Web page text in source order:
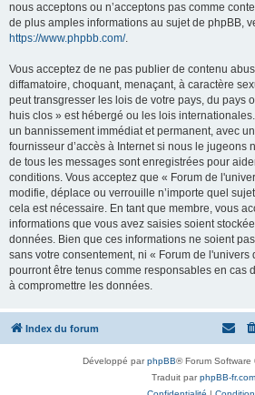
nous acceptons ou n’acceptons pas comme
de plus amples informations au sujet de phpBB,
https://www.phpbb.com/.
Vous acceptez de ne pas publier de contenu
diffamatoire, choquant, menaçant, à caractère
peut transgresser les lois de votre pays, du pays
huis clos » est hébergé ou les lois
un bannissement immédiat et permanent, avec
fournisseur d’accès à Internet si nous le jugeons
de tous les messages sont enregistrées pour
conditions. Vous acceptez que « Forum de
modifie, déplace ou verrouille n’importe quel
cela est nécessaire. En tant que membre, vous
informations que vous avez saisies soient
données. Bien que ces informations ne soient
sans votre consentement, ni « Forum de l'univers
pourront être tenus comme responsables en cas
à compromettre les données.
Index du forum
Développé parphpBB® Forum Software
Traduit parphpBB-fr.com